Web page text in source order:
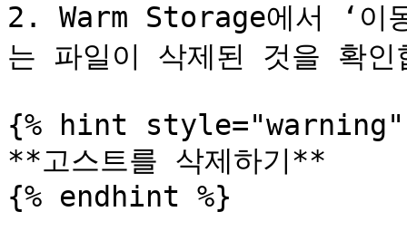
2. Warm Storage에서 ‘이
는 파일이 삭제된 것을 확인
{% hint style="warning"
**고스트를 삭제하기**
{% endhint %}